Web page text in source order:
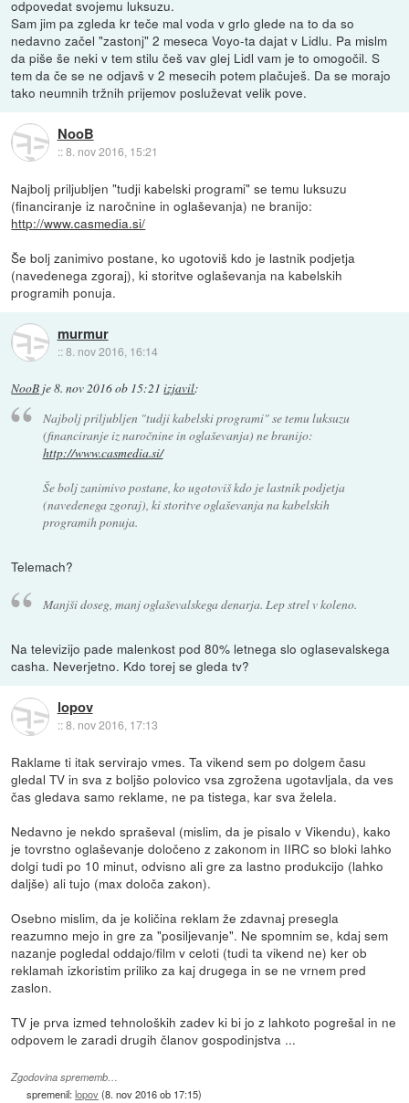
odpovedat svojemu luksuzu.
Sam jim pa zgleda kr teče mal voda v grlo glede na to da so
nedavno začel "zastonj" 2 meseca Voyo-ta dajat v Lidlu. Pa mislm
da piše še neki v tem stilu češ vav glej Lidl vam je to omogočil. S
tem da če se ne odjavš v 2 mesecih potem plačuješ. Da se morajo
tako neumnih tržnih prijemov posluževat velik pove.
NooB
::8. nov 2016, 15:21
Najbolj priljubljen "tudji kabelski programi" se temu luksuzu
(financiranje iz naročnine in oglaševanja) ne branijo:
http://www.casmedia.si/
Še bolj zanimivo postane, ko ugotoviš kdo je lastnik podjetja
(navedenega zgoraj), ki storitve oglaševanja na kabelskih
programih ponuja.
murmur
::8. nov 2016, 16:14
NooB je8. nov 2016 ob 15:21 izjavil:
Najbolj priljubljen "tudji kabelski programi" se temu luksuzu
(financiranje iz naročnine in oglaševanja) ne branijo:
http://www.casmedia.si/
Še bolj zanimivo postane, ko ugotoviš kdo je lastnik podjetja
(navedenega zgoraj), ki storitve oglaševanja na kabelskih
programih ponuja.
Telemach?
Manjši doseg, manj oglaševalskega denarja. Lep strel v koleno.
Na televizijo pade malenkost pod 80% letnega slo oglasevalskega
casha. Neverjetno. Kdo torej se gleda tv?
lopov
::8. nov 2016, 17:13
Raklame ti itak servirajo vmes. Ta vikend sem po dolgem času
gledal TV in sva z boljšo polovico vsa zgrožena ugotavljala, da ves
čas gledava samo reklame, ne pa tistega, kar sva želela.
Nedavno je nekdo spraševal (mislim, da je pisalo v Vikendu), kako
je tovrstno oglaševanje določeno z zakonom in IIRC so bloki lahko
dolgi tudi po 10 minut, odvisno ali gre za lastno produkcijo (lahko
daljše) ali tujo (max določa zakon).
Osebno mislim, da je količina reklam že zdavnaj presegla
reazumno mejo in gre za "posiljevanje". Ne spomnim se, kdaj sem
nazanje pogledal oddajo/film v celoti (tudi ta vikend ne) ker ob
reklamah izkoristim priliko za kaj drugega in se ne vrnem pred
zaslon.
TV je prva izmed tehnoloških zadev ki bi jo z lahkoto pogrešal in ne
odpovem le zaradi drugih članov gospodinjstva ...
Zgodovina sprememb…
spremenil:lopov(8. nov 2016 ob 17:15)